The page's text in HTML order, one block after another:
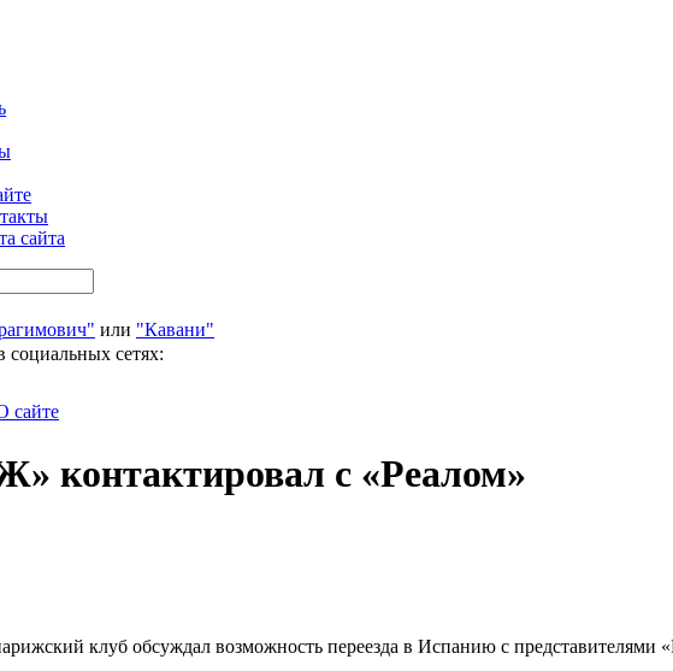
сайта
или "Кавани"
социальных сетях:
сайте
контактировал с «Реалом»
клуб обсуждал возможность переезда в Испанию с представителями